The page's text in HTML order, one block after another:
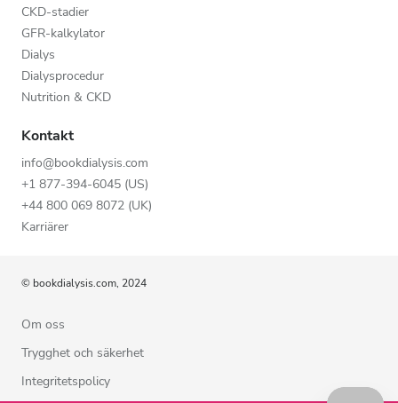
CKD-stadier
GFR-kalkylator
Dialys
Dialysprocedur
Nutrition & CKD
Kontakt
info@bookdialysis.com
+1 877-394-6045 (US)
+44 800 069 8072 (UK)
Karriärer
© bookdialysis.com, 2024
Om oss
Trygghet och säkerhet
Integritetspolicy